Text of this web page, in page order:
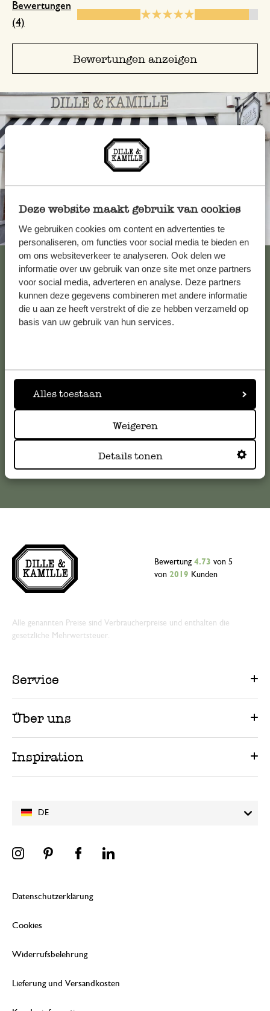
Deze website maakt gebruik van cookies
We gebruiken cookies om content en advertenties te
personaliseren, om functies voor social media te bieden en
om ons websiteverkeer te analyseren. Ook delen we
informatie over uw gebruik van onze site met onze partners
voor social media, adverteren en analyse. Deze partners
kunnen deze gegevens combineren met andere informatie
die u aan ze heeft verstrekt of die ze hebben verzameld op
basis van uw gebruik van hun services.
Alles toestaan
Weigeren
Details tonen
Bewertungen
(4)
Bewertungen anzeigen
Immer in der Nähe
Alle 62 Geschäfte anzeigen
Kundenservice/Hilfe
die Antworten aufhäufig gestellte Fragen.
Online-Kundenservice
DE
Bewertung 4.73 von 5
von 2019 Kunden
Alle genannten Preise sind Verbraucherpreise und enthalten die
gesetzliche Mehrwertsteuer.
Service
Über uns
Inspiration
Datenschutzerklärung
Cookies
Widerrufsbelehrung
Lieferung und Versandkosten